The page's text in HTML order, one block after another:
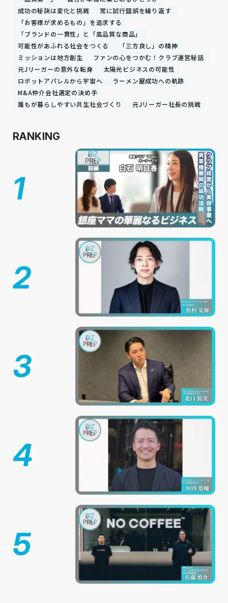
成功の秘訣は変化と挑戦
常に試行錯誤を繰り返す
「お客様が求めるもの」を追求する
「ブランドの一貫性」と「高品質な商品」
可能性があふれる社会をつくる
「三方良し」の精神
ミッションは地方創生
ファンの心をつかむ！クラブ運営秘話
元Jリーガーの意外な転身
太陽光ビジネスの可能性
ロボットアパレルから宇宙へ
ラーメン屋成功への軌跡
M&A仲介会社選定の決め手
誰もが暮らしやすい共生社会づくり
元Jリーガー社長の挑戦
RANKING
1
2
3
4
5